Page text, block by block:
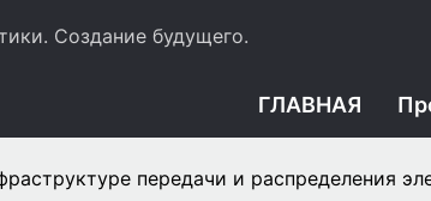
Создание будущего.
ГЛАВНАЯ
передачи и распределения